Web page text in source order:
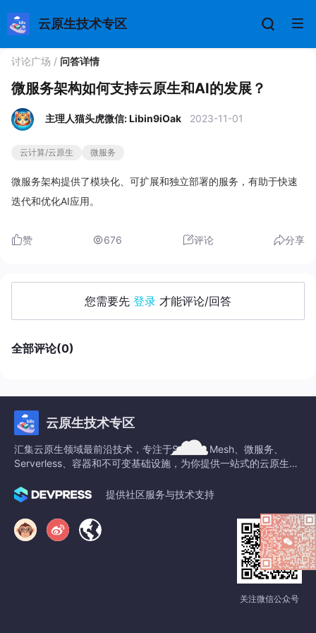
云原生技术专区
讨论广场 / 问答详情
微服务架构如何支持云原生和AI的发展？
主理人猫头虎微信: Libin9iOak 2023-11-01
云计算/云原生 微服务
微服务架构提供了模块化、可扩展和独立部署的服务，有助于快速
迭代和优化AI应用。
赞 676 评论 分享
您需要先 登录 才能评论/回答
全部评论(0)
云原生技术专区
汇集云原生领域最前沿技术，专注于Service Mesh、微服务、
Serverless、容器和不可变基础设施，为你提供一站式的云原生知
提供社区服务与技术支持
关注微信公众号